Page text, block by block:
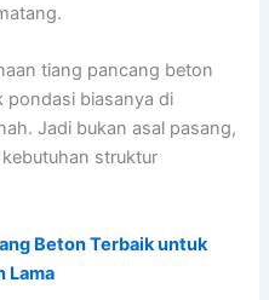
tiang pancang beton
pondasi biasanya di
Jadi bukan asal pasang,
struktur
Beton Terbaik untuk
Lama